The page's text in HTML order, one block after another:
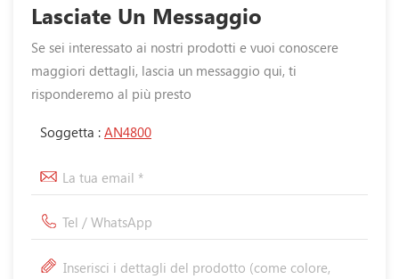
Lasciate Un Messaggio
Se sei interessato ai nostri prodotti e vuoi conoscere
maggiori dettagli, lascia un messaggio qui, ti
risponderemo al più presto
Soggetta : AN4800